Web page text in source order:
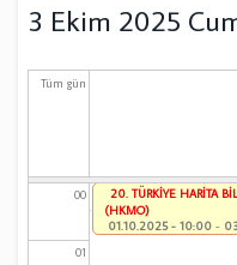
3 Ekim 2025
Tüm gün
00
01
20. TÜRKİYE HARİTA
(HKMO)
01.10.2025 - 10:00 -